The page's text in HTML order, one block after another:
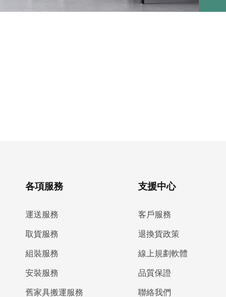
各項服務
運送服務
取貨服務
組裝服務
安裝服務
​舊家具搬運服務
支援中心
客戶服務
退換貨政策
線上規劃軟體
品質保證
聯絡我們